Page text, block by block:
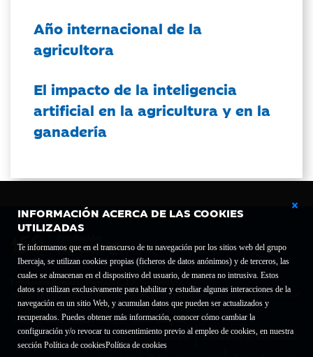
INFORMACIÓN ACERCA DE LAS COOKIES
UTILIZADAS
Te informamos que en el transcurso de tu navegación por los sitios web del grupo
Ibercaja, se utilizan cookies propias (ficheros de datos anónimos) y de terceros, las
cuales se almacenan en el dispositivo del usuario, de manera no intrusiva. Estos
datos se utilizan exclusivamente para habilitar y estudiar algunas interacciones de la
navegación en un sitio Web, y acumulan datos que pueden ser actualizados y
recuperados. Puedes obtener más información, conocer cómo cambiar la
configuración y/o revocar tu consentimiento previo al empleo de cookies, en nuestra
sección Política de cookiesPolítica de cookies
Año internacional de la
agricultora
El impacto de la inteligencia
artificial en la agricultura y en la
ganadería
Fundación Bancaria Ibercaja C.I.F. G-50000652.
Inscrita en el Registro de Fundaciones del Mº de Educación, Cultura y Deporte con el nº
1689.
Domicilio social: Joaquín Costa, 13. 50001 Zaragoza.
Contacto
Declaración de accesibilidad